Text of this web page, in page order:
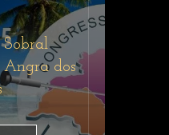
Sobral
Angra dos